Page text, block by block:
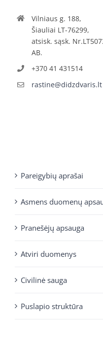
Vilniaus g. 188,
Šiauliai LT-76299,
atsisk. sąsk.
AB.
+370 41 431514
rastine@didzdvaris.lt
Pareigybių aprašai
Asmens duomenų
Pranešėjų apsauga
Atviri duomenys
Civilinė sauga
Puslapio struktūra